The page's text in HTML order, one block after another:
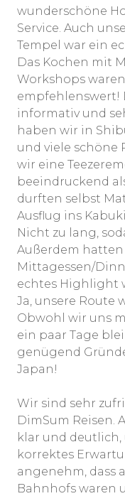
wunderschöne
Service. Auch
Tempel war ein
Das Kochen mit
Workshops
empfehlenswert!
informativ und
haben wir in
und viele schöne
wir eine
beeindruckend
durften selbst
Ausflug ins
Nicht zu lang,
Außerdem hatten
Mittagessen/
echtes Highlight
Ja, unsere Route
Obwohl wir uns
ein paar Tage
genügend
Japan!
Wir sind sehr
DimSum Reisen.
klar und deutlich,
korrektes
angenehm, dass
Bahnhofs waren